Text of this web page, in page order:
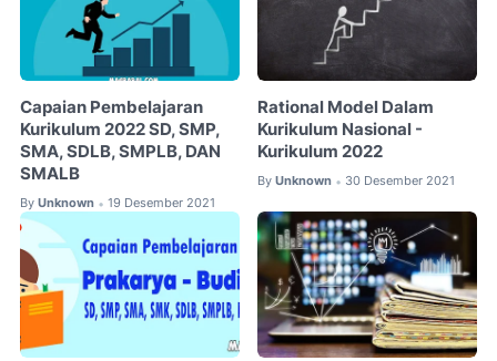
Capaian Pembelajaran
Kurikulum 2022 SD, SMP,
SMA, SDLB, SMPLB, DAN
SMALB
By Unknown • 19 Desember 2021
Rational Model Dalam
Kurikulum Nasional -
Kurikulum 2022
By Unknown • 30 Desember 2021